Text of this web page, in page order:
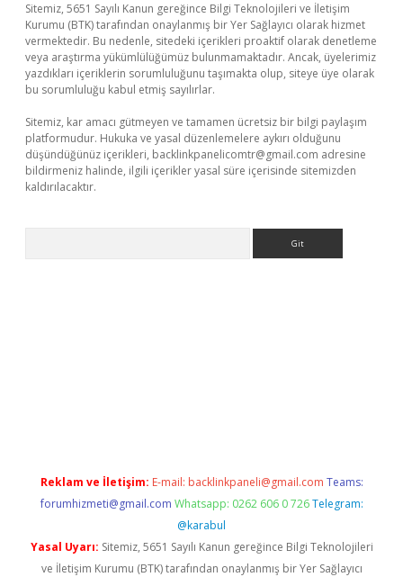
Sitemiz, 5651 Sayılı Kanun gereğince Bilgi Teknolojileri ve İletişim
Kurumu (BTK) tarafından onaylanmış bir Yer Sağlayıcı olarak hizmet
vermektedir. Bu nedenle, sitedeki içerikleri proaktif olarak denetleme
veya araştırma yükümlülüğümüz bulunmamaktadır. Ancak, üyelerimiz
yazdıkları içeriklerin sorumluluğunu taşımakta olup, siteye üye olarak
bu sorumluluğu kabul etmiş sayılırlar.
Sitemiz, kar amacı gütmeyen ve tamamen ücretsiz bir bilgi paylaşım
platformudur. Hukuka ve yasal düzenlemelere aykırı olduğunu
düşündüğünüz içerikleri, backlinkpanelicomtr@gmail.com adresine
bildirmeniz halinde, ilgili içerikler yasal süre içerisinde sitemizden
kaldırılacaktır.
Reklam ve İletişim: E-mail: backlinkpaneli@gmail.com Teams:
forumhizmeti@gmail.com Whatsapp: 0262 606 0 726 Telegram:
@karabul
Yasal Uyarı: Sitemiz, 5651 Sayılı Kanun gereğince Bilgi Teknolojileri
ve İletişim Kurumu (BTK) tarafından onaylanmış bir Yer Sağlayıcı